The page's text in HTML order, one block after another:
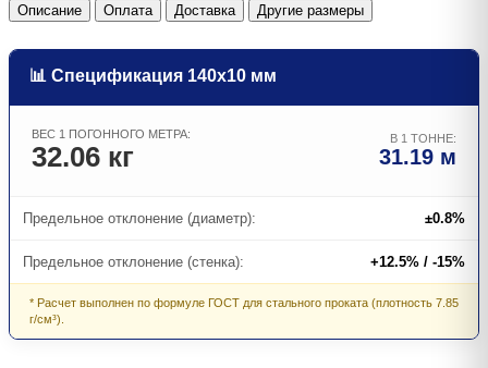
Описание Оплата Доставка Другие размеры
📊 Спецификация 140х10 мм
ВЕС 1 ПОГОННОГО МЕТРА:
32.06 кг
В 1 ТОННЕ:
31.19 м
Предельное отклонение (диаметр): ±0.8%
Предельное отклонение (стенка): +12.5% / -15%
* Расчет выполнен по формуле ГОСТ для стального проката (плотность 7.85
г/см³).